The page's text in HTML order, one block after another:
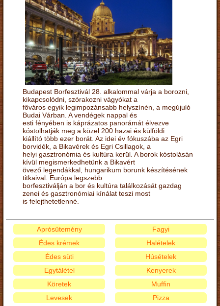
Budapest Borfesztivál 28. alkalommal várja a borozni,
kikapcsolódni, szórakozni vágyókat a
főváros egyik legimpozánsabb helyszínén, a megújuló
Budai Várban. A vendégek nappal és
esti fényében is káprázatos panorámát élvezve
kóstolhatják meg a közel 200 hazai és külföldi
kiállító több ezer borát. Az idei év fókuszába az Egri
borvidék, a Bikavérek és Egri Csillagok, a
helyi gasztronómia és kultúra kerül. A borok kóstolásán
kívül megismerkedhetünk a Bikavért
övező legendákkal, hungarikum borunk készítésének
titkaival. Európa legszebb
borfesztiválján a bor és kultúra találkozását gazdag
zenei és gasztronómiai kínálat teszi most
is felejthetetlenné.
Aprósütemény
Édes krémek
Édes süti
Egytálétel
Fagyi
Halételek
Húsételek
Kenyerek
Köretek
Levesek
Muffin
Pizza